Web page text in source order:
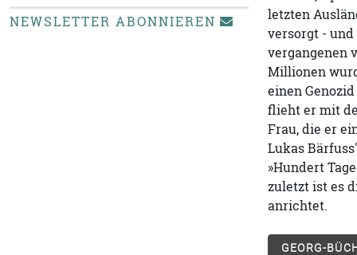
NEWSLETTER ABONNIEREN
letzten
versorgt -
vergangenen
Millionen
einen
flieht er mit
Frau, die er
Lukas
»Hundert
zuletzt ist es
anrichtet.
GEORG-